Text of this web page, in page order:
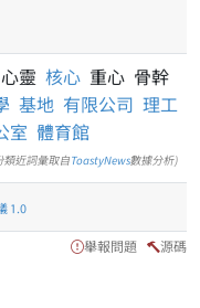
心靈 核心 重心 骨幹
基地 有限公司 理工
室 體育館
類近詞彙取自ToastyNews數據分析)
1.0
舉報問題 源碼